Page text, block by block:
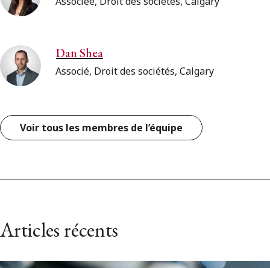
Dan Shea
Associé, Droit des sociétés, Calgary
Voir tous les membres de l’équipe
Articles récents